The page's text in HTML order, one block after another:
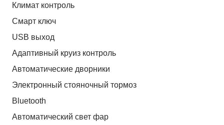
Климат контроль
Смарт ключ
USB выход
Адаптивный круиз контроль
Автоматические дворники
Электронный стояночный тормоз
Bluetooth
Автоматический свет фар